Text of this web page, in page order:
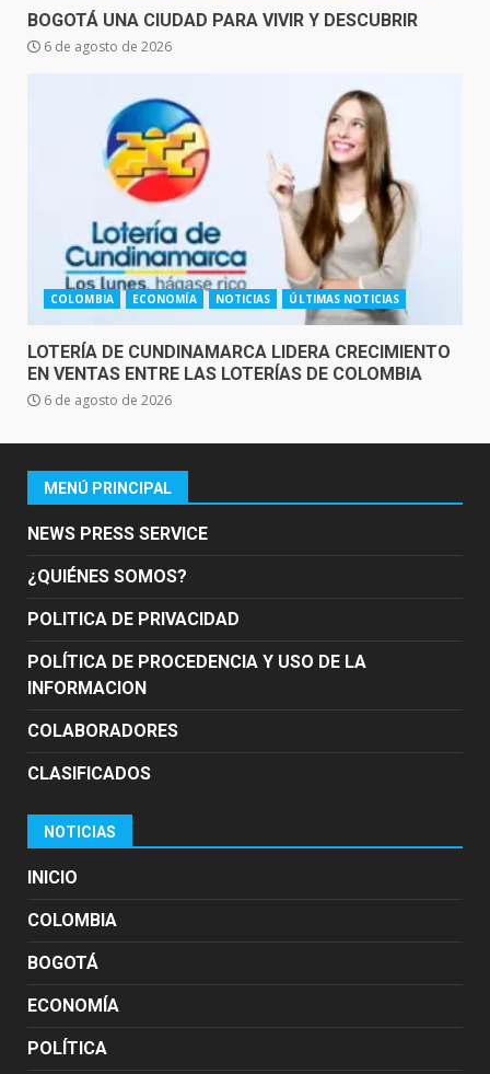
BOGOTÁ UNA CIUDAD PARA VIVIR Y DESCUBRIR
6 de agosto de 2026
COLOMBIA ECONOMÍA NOTICIAS ÚLTIMAS NOTICIAS
LOTERÍA DE CUNDINAMARCA LIDERA CRECIMIENTO
EN VENTAS ENTRE LAS LOTERÍAS DE COLOMBIA
6 de agosto de 2026
MENÚ PRINCIPAL
NEWS PRESS SERVICE
¿QUIÉNES SOMOS?
POLITICA DE PRIVACIDAD
POLÍTICA DE PROCEDENCIA Y USO DE LA
INFORMACION
COLABORADORES
CLASIFICADOS
NOTICIAS
INICIO
COLOMBIA
BOGOTÁ
ECONOMÍA
POLÍTICA